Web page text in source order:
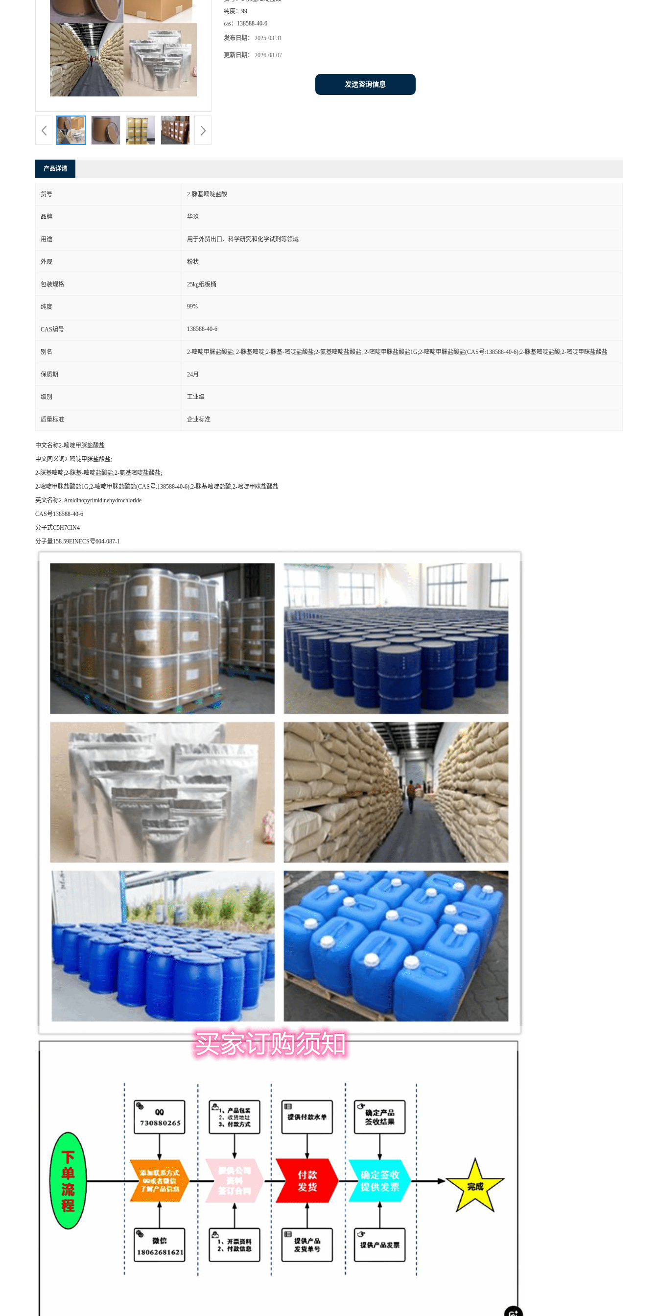
纯度： 99
cas： 138588-40-6
发布日期： 2025-03-31
更新日期： 2026-08-07
发送咨询信息
产品详请
货号 2-脒基嘧啶盐酸
品牌 华玖
用途 用于外贸出口、科学研究和化学试剂等领域
外观 粉状
包装规格 25kg纸板桶
纯度 99%
CAS编号 138588-40-6
别名 2-嘧啶甲脒盐酸盐; 2-脒基嘧啶;2-脒基-嘧啶盐酸盐;2-氨基嘧啶盐酸盐; 2-嘧啶甲脒盐酸盐1G;2-嘧啶甲脒盐酸盐(CAS号:138588-40-6);2-脒基嘧啶盐酸;2-嘧啶甲眯盐酸盐
保质期 24月
级别 工业级
质量标准 企业标准
中文名称2-嘧啶甲脒盐酸盐
中文同义词2-嘧啶甲脒盐酸盐;
2-脒基嘧啶;2-脒基-嘧啶盐酸盐;2-氨基嘧啶盐酸盐;
2-嘧啶甲脒盐酸盐1G;2-嘧啶甲脒盐酸盐(CAS号:138588-40-6);2-脒基嘧啶盐酸;2-嘧啶甲眯盐酸盐
英文名称2-Amidinopyrimidinehydrochloride
CAS号138588-40-6
分子式C5H7ClN4
分子量158.59EINECS号604-087-1